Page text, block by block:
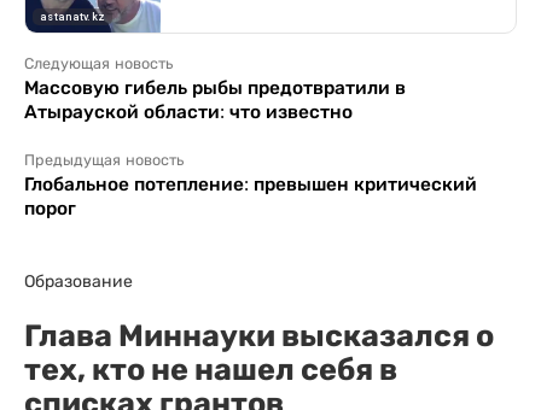
Следующая новость
Массовую гибель рыбы предотвратили в
Атырауской области: что известно
Предыдущая новость
Глобальное потепление: превышен критический
порог
Образование
Глава Миннауки высказался о
тех, кто не нашел себя в
списках грантов